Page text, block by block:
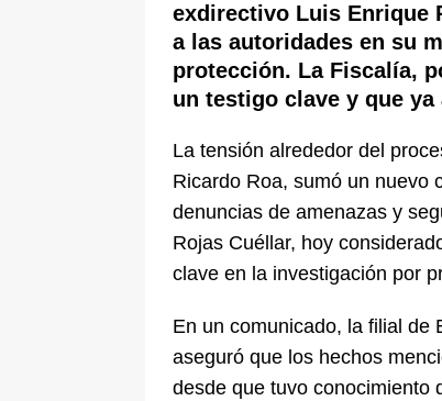
exdirectivo Luis Enrique
a las autoridades en su
protección. La Fiscalía,
un testigo clave y que
La tensión alrededor del
Ricardo Roa, sumó un nuevo
denuncias de amenazas y
Rojas Cuéllar, hoy
clave en la investigación por
En un comunicado, la filial de
aseguró que los hechos
desde que tuvo conocimiento